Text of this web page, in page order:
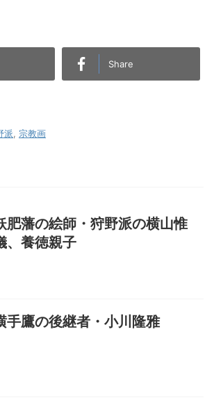
Share
派 宗教画
肥藩の絵師・狩野派の横山惟
、養徳親子
手鷹の後継者・小川隆雅